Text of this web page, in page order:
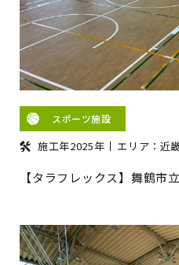
スポーツ施設
施工年2025年 エリア：近
【タラフレックス】舞鶴市